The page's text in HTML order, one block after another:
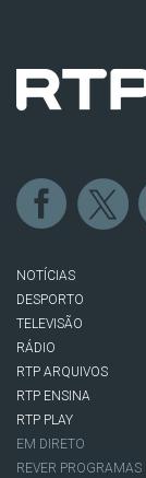
NOTÍCIAS
DESPORTO
TELEVISÃO
RÁDIO
RTP ARQUIVOS
RTP ENSINA
RTP PLAY
EM DIRETO
REVER PROGRAMAS